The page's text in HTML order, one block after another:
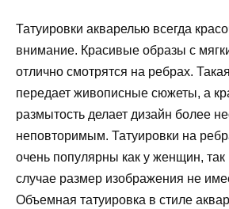
Татуировки акварелью всегда
внимание. Красивые образы с
отлично смотрятся на ребрах.
передает живописные сюжеты, а
размытость делает дизайн более
неповторимым. Татуировки на
очень популярны как у женщин,
случае размер изображения не
Объемная татуировка в стиле